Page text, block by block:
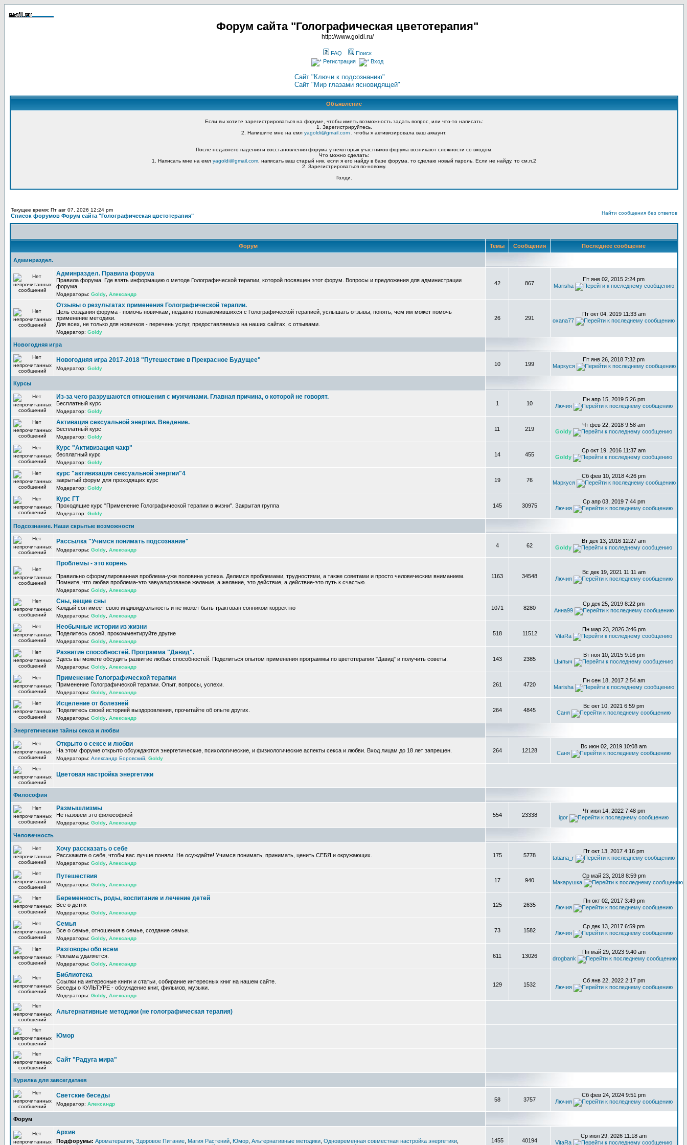
Форум сайта "Голографическая цветотерапия"
http://www.goldi.ru/
FAQ
Поиск
Регистрация
Вход
Сайт "Ключи к подсознанию"
Сайт "Мир глазами ясновидящей"
Объявление
Если вы хотите зарегистрироваться на форуме, чтобы иметь возможность задать вопрос, или что-то написать:
1. Зарегистрируйтесь.
2. Напишите мне на емл yagoldi@gmail.com , чтобы я активизировала ваш аккаунт.
После недавнего падения и восстановления форума у некоторых участников форума возникают сложности со входом.
Что можно сделать:
1. Написать мне на емл yagoldi@gmail.com , написать ваш старый ник, если я его найду в базе форума, то сделаю новый пароль. Если не найду, то см.п.2
2. Зарегистрироваться по-новому.
Голди.
Текущее время: Пт авг 07, 2026 12:24 pm
Список форумов Форум сайта "Голографическая цветотерапия" Найти сообщения без ответов
Форум Темы Сообщения Последнее сообщение
Админраздел.
Админраздел. Правила форума
Правила форума. Где взять информацию о методе Голографической терапии, которой посвящен этот форум. Вопросы и предложения для администрации
форума.
Модераторы: Goldy Александр
42 867
Пт янв 02, 2015 2:24 pm
Marisha
Отзывы о результатах применения Голографической терапии.
Цель создания форума - помочь новичкам, недавно познакомившихся с Голографической терапией, услышать отзывы, понять, чем им может помочь
применение методики.
Для всех, не только для новичков - перечень услуг, предоставляемых на наших сайтах, с отзывами.
Модератор: Goldy
26 291
Пт окт 04, 2019 11:33 am
oxana77
Новогодняя игра
Новогодняя игра 2017-2018 "Путешествие в Прекрасное Будущее"
Модератор: Goldy
10 199
Пт янв 26, 2018 7:32 pm
Маркуся
Курсы
Из-за чего разрушаются отношения с мужчинами. Главная причина, о которой не говорят.
Бесплатный курс
Модератор: Goldy
1 10
Пн апр 15, 2019 5:26 pm
Лючия
Активация сексуальной энергии. Введение.
Бесплатный курс
Модератор: Goldy
11 219
Чт фев 22, 2018 9:58 am
Goldy
Курс "Активизация чакр"
бесплатный курс
Модератор: Goldy
14 455
Ср окт 19, 2016 11:37 am
Goldy
курс "активизация сексуальной энергии"4
закрытый форум для проходящих курс
Модератор: Goldy
19 76
Сб фев 10, 2018 4:26 pm
Маркуся
Курс ГТ
Проходящие курс "Применение Голографической терапии в жизни". Закрытая группа
Модератор: Goldy
145 30975
Ср апр 03, 2019 7:44 pm
Лючия
Подсознание. Наши скрытые возможности
Рассылка "Учимся понимать подсознание"
Модераторы: Goldy Александр
4 62
Вт дек 13, 2016 12:27 am
Goldy
Проблемы - это корень
Правильно сформулированная проблема-уже половина успеха. Делимся проблемами, трудностями, а также советами и просто человеческим вниманием.
Помните, что любая проблема-это завуалированое желание, а желание, это действие, а действие-это путь к счастью.
Модераторы: Goldy Александр
1163 34548
Вс дек 19, 2021 11:11 am
Лючия
Сны, вещие сны
Каждый сон имеет свою индивидуальность и не может быть трактован сонником корректно
Модераторы: Goldy Александр
1071 8280
Ср дек 25, 2019 8:22 pm
Анна99
Необычные истории из жизни
Поделитесь своей, прокомментируйте другие
Модераторы: Goldy Александр
518 11512
Пн мар 23, 2026 3:46 pm
VitaRa
Развитие способностей. Программа "Давид".
Здесь вы можете обсудить развитие любых способностей. Поделиться опытом применения программы по цветотерапии "Давид" и получить советы.
Модераторы: Goldy Александр
143 2385
Вт ноя 10, 2015 9:16 pm
Цыпыч
Применение Голографической терапии
Применение Голографической терапии. Опыт, вопросы, успехи.
Модераторы: Goldy Александр
261 4720
Пн сен 18, 2017 2:54 am
Marisha
Исцеление от болезней
Поделитесь своей историей выздоровления, прочитайте об опыте других.
Модераторы: Goldy Александр
264 4845
Вс окт 10, 2021 6:59 pm
Саня
Энергетические тайны секса и любви
Открыто о сексе и любви
На этом форуме открыто обсуждаются энергетические, психологические, и физиологические аспекты секса и любви. Вход лицам до 18 лет запрещен.
Модераторы: Александр Боровский Goldy
264 12128
Вс июн 02, 2019 10:08 am
Саня
Цветовая настройка энергетики
Философия
Размышлизмы
Не назовем это философией
Модераторы: Goldy Александр
554 23338
Чт июл 14, 2022 7:48 pm
igor
Человечность
Хочу рассказать о себе
Расскажите о себе, чтобы вас лучше поняли. Не осуждайте! Учимся понимать, принимать, ценить СЕБЯ и окружающих.
Модераторы: Goldy Александр
175 5778
Пт окт 13, 2017 4:16 pm
tatiana_r
Путешествия
Модераторы: Goldy Александр
17 940
Ср май 23, 2018 8:59 pm
Макарушка
Беременность, роды, воспитание и лечение детей
Все о детях
Модераторы: Goldy Александр
125 2635
Пн окт 02, 2017 3:49 pm
Лючия
Семья
Все о семье, отношения в семье, создание семьи.
Модераторы: Goldy Александр
73 1582
Ср дек 13, 2017 6:59 pm
Лючия
Разговоры обо всем
Реклама удаляется.
Модераторы: Goldy Александр
611 13026
Пн май 29, 2023 9:40 am
drogbank
Библиотека
Ссылки на интересные книги и статьи, собирание интересных книг на нашем сайте.
Беседы о КУЛЬТУРЕ - обсуждение книг, фильмов, музыки.
Модераторы: Goldy Александр
129 1532
Сб янв 22, 2022 2:17 pm
Лючия
Альтернативные методики (не голографическая терапия)
Юмор
Сайт "Радуга мира"
Курилка для завсегдатаев
Светские беседы
Модератор: Александр
58 3757
Сб фев 24, 2024 9:51 pm
Лючия
Форум
Архив
Подфорумы: Ароматерапия Здоровое Питание Магия Растений Юмор Альтернативные методики Одновременная совместная настройка энергетики 1455 40194
Ср июл 29, 2026 11:18 am
VitaRa